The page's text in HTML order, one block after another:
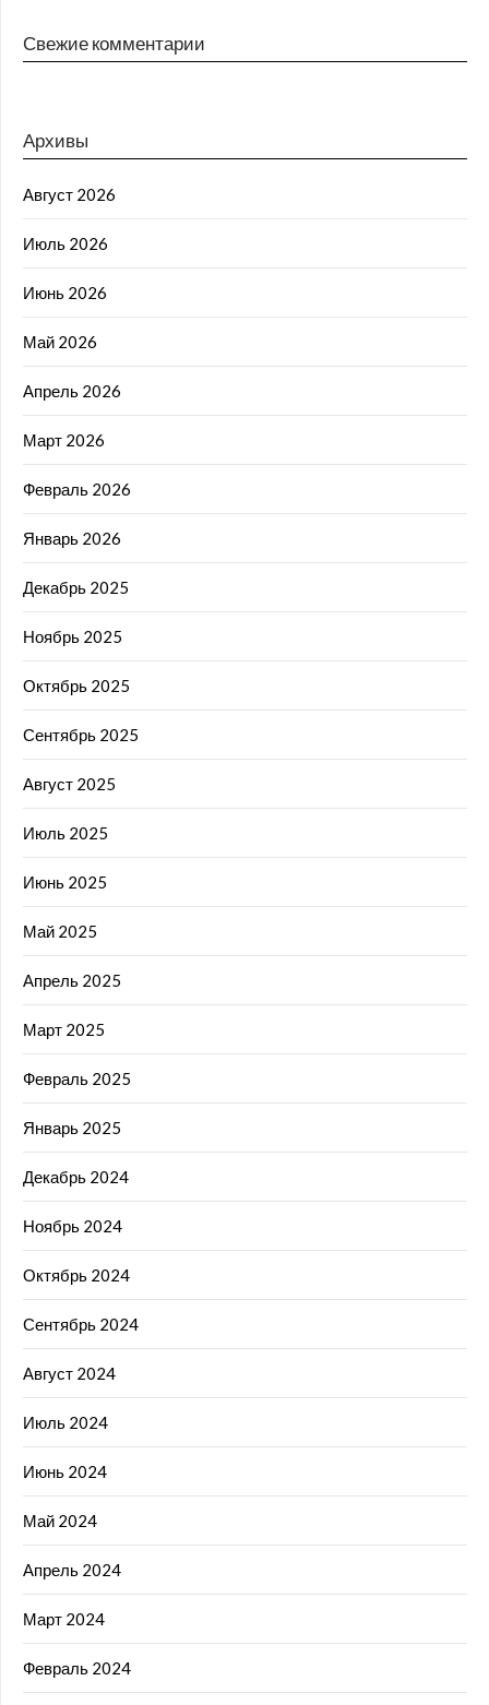
Свежие комментарии
Архивы
Август 2026
Июль 2026
Июнь 2026
Май 2026
Апрель 2026
Март 2026
Февраль 2026
Январь 2026
Декабрь 2025
Ноябрь 2025
Октябрь 2025
Сентябрь 2025
Август 2025
Июль 2025
Июнь 2025
Май 2025
Апрель 2025
Март 2025
Февраль 2025
Январь 2025
Декабрь 2024
Ноябрь 2024
Октябрь 2024
Сентябрь 2024
Август 2024
Июль 2024
Июнь 2024
Май 2024
Апрель 2024
Март 2024
Февраль 2024